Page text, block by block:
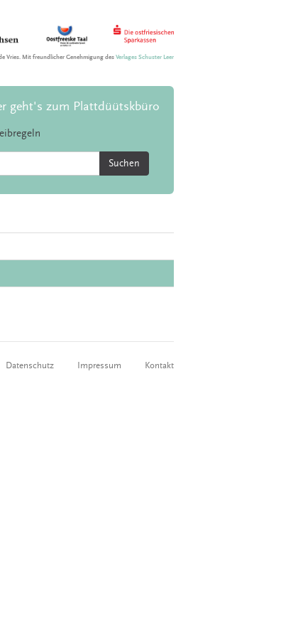
Vries. Mit freundlicher Genehmigung desVerlages Schuster Leer
geht's zum Plattdüütskbüro
Suchen
Datenschutz Impressum Kontakt